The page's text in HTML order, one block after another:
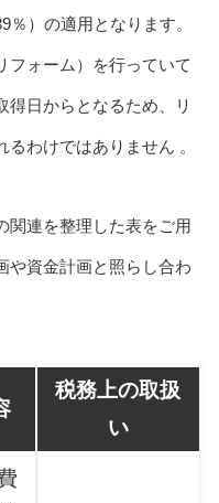
）の適用となります。
フォーム）を行っていて
得日からとなるため、リ
わけではありません 。
関連を整理した表をご用
や資金計画と照らし合わ
税務上の取扱
い